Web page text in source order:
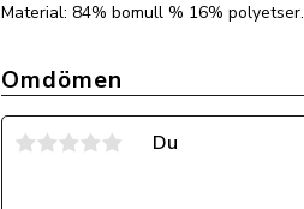
Material: 84% bomull % 16% polyetser.
Omdömen
Du